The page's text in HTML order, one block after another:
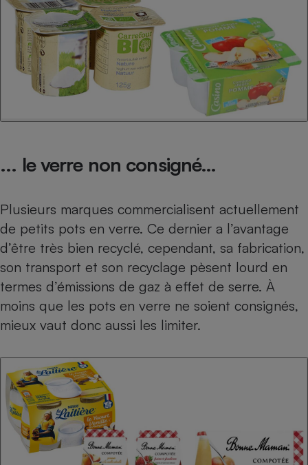
... le verre non consigné…
Plusieurs marques commercialisent actuellement
de petits pots en verre. Ce dernier a l’avantage
d’être très bien recyclé, cependant, sa fabrication,
son transport et son recyclage pèsent lourd en
termes d’émissions de gaz à effet de serre. À
moins que les pots en verre ne soient consignés,
mieux vaut donc aussi les limiter.
Cafetière à expressos
Robot ménager